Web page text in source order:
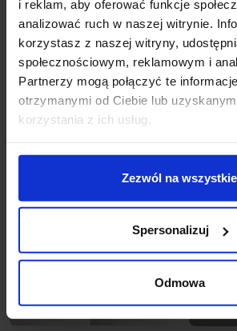
i reklam, aby oferować funkcje
analizować ruch w naszej witrynie.
korzystasz z naszej witryny,
społecznościowym, reklamowym i
Partnerzy mogą połączyć te
otrzymanymi od Ciebie lub
korzystania z ich usług.
Zezwól na wszystkie
Spersonalizuj
Odmowa
BALL LED table
biurkowa 26550
1 341,93 zł
Zobacz szczegóły
BALL
47000